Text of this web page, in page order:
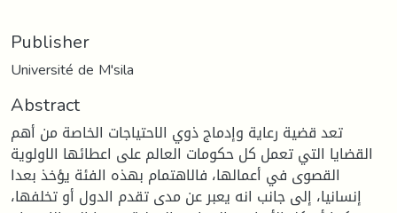
Publisher
Université de M'sila
Abstract
تعد قضية رعاية وإدماج ذوي الاحتياجات الخاصة من أهم
القضايا التي تعمل كل حكومات العالم على اعطائها الاولوية
القصوى في أعمالها، فالاهتمام بهذه الفئة يؤخذ بعدا
إنسانيا، إلى جانب انه يعبر عن مدى تقدم الدول أو تخلفها،